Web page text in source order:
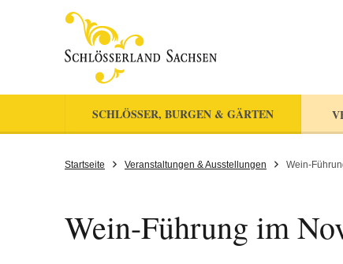
SCHLÖSSER, BURGEN & GÄRTEN
Startseite Veranstaltungen & Ausstellungen Wein-
Wein-Führung im